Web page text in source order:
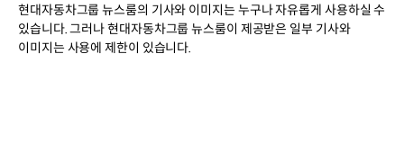
현대자동차그룹 뉴스룸의 기사와 이미지는 누구나 자유롭게 사용하실 수
있습니다. 그러나 현대자동차그룹 뉴스룸이 제공받은 일부 기사와
이미지는 사용에 제한이 있습니다.